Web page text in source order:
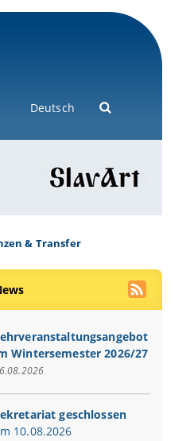
Deutsch
& Transfer
Wintersemester 2026/27
geschlossen
10.08.2026